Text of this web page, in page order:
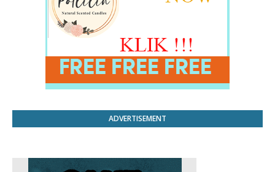
ADVERTISEMENT